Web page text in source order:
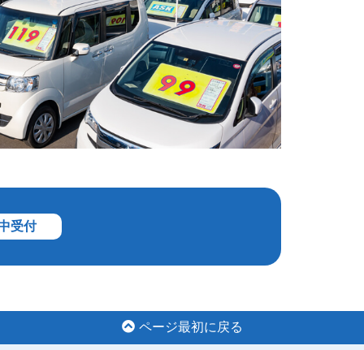
受付
ページ最初に戻る